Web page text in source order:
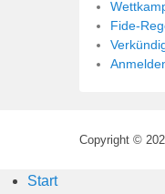
Fide-
Copyright ©
Start